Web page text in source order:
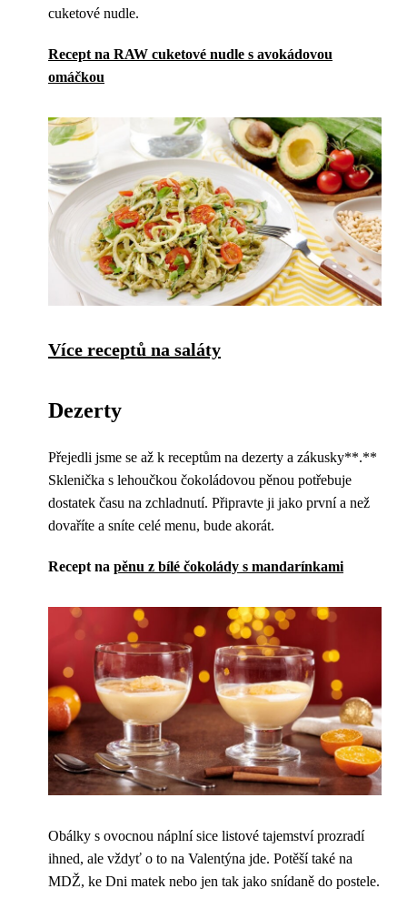
cuketové nudle.
Recept na RAW cuketové nudle s avokádovou
omáčkou
Více receptů na saláty
Dezerty
Přejedli jsme se až k receptům na dezerty a zákusky**.**
Sklenička s lehoučkou čokoládovou pěnou potřebuje
dostatek času na zchladnutí. Připravte ji jako první a než
dovaříte a sníte celé menu, bude akorát.
Recept na pěnu z bílé čokolády s mandarínkami
Obálky s ovocnou náplní sice listové tajemství prozradí
ihned, ale vždyť o to na Valentýna jde. Potěší také na
MDŽ, ke Dni matek nebo jen tak jako snídaně do postele.